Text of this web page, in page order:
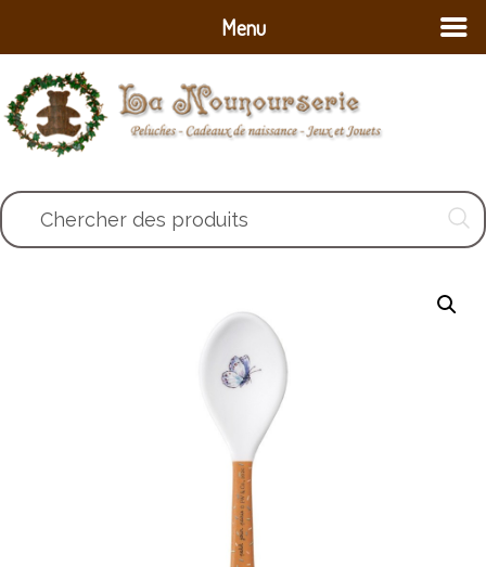
Chercher des produits
Menu